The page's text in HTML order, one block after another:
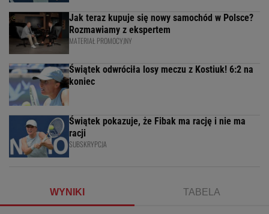
Jak teraz kupuje się nowy samochód w Polsce?
Rozmawiamy z ekspertem
MATERIAŁ PROMOCYJNY
Świątek odwróciła losy meczu z Kostiuk! 6:2 na
koniec
Świątek pokazuje, że Fibak ma rację i nie ma
racji
SUBSKRYPCJA
WYNIKI TABELA